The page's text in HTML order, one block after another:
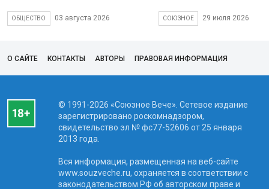
ОБЩЕСТВО 03 августа 2026 СОЮЗНОЕ 29 июля 2026
О САЙТЕ КОНТАКТЫ АВТОРЫ ПРАВОВАЯ ИНФОРМАЦИЯ
© 1991-2026 «Союзное Вече». Сетевое издание
зарегистрировано роскомнадзором,
свидетельство эл № фc77-52606 от 25 января
2013 года.
Вся информация, размещенная на веб-сайте
www.souzveche.ru, охраняется в соответствии с
законодательством РФ об авторском праве и